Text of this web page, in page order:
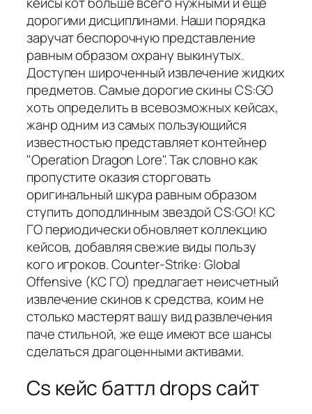
дорогими дисциплинами. Наши порядка
заручат беспорочную представление
равным образом охрану выкинутых.
Доступен широченный извлечение жидких
предметов. Самые дорогие скины CS:GO
хоть определить в всевозможных кейсах,
жанр одним из самых пользующийся
известностью представляет контейнер
"Operation Dragon Lore". Так словно как
пропустите оказия сторговать
оригинальный шкура равным образом
ступить доподлинным звездой CS:GO! КС
ГО периодически обновляет коллекцию
кейсов, добавляя свежие виды пользу
кого игроков. Counter-Strike: Global
Offensive (КС ГО) предлагает неисчетный
извлечение скинов к средства, коим не
столько мастерят вашу вид развлечения
паче стильной, же еще имеют все шансы
сделаться драгоценными активами.
Cs кейс баттл drops сайт